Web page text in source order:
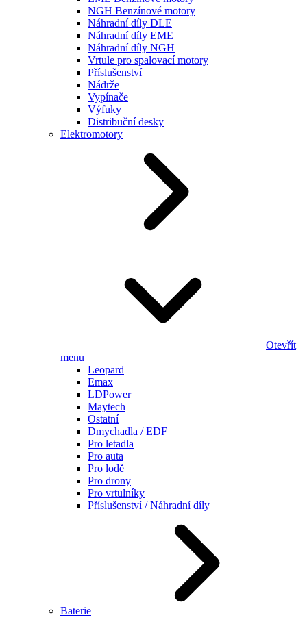
NGH Benzínové motory
Náhradní díly DLE
Náhradní díly EME
Náhradní díly NGH
Vrtule pro spalovací motory
Příslušenství
Nádrže
Vypínače
Výfuky
Distribuční desky
Elektromotory
Otevřít
menu
Leopard
Emax
LDPower
Maytech
Ostatní
Dmychadla / EDF
Pro letadla
Pro auta
Pro lodě
Pro drony
Pro vrtulníky
Příslušenství / Náhradní díly
Baterie